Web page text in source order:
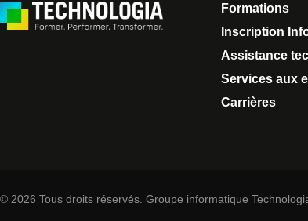
Formations
Inscription
Assistance
Services aux
Carrières
© 2026 Tous droits réservés. Groupe informatique